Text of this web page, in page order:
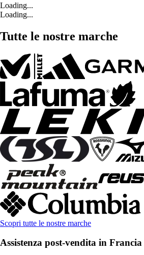
Loading...
Loading...
Tutte le nostre marche
Scopri tutte le nostre marche
Assistenza post-vendita in Francia